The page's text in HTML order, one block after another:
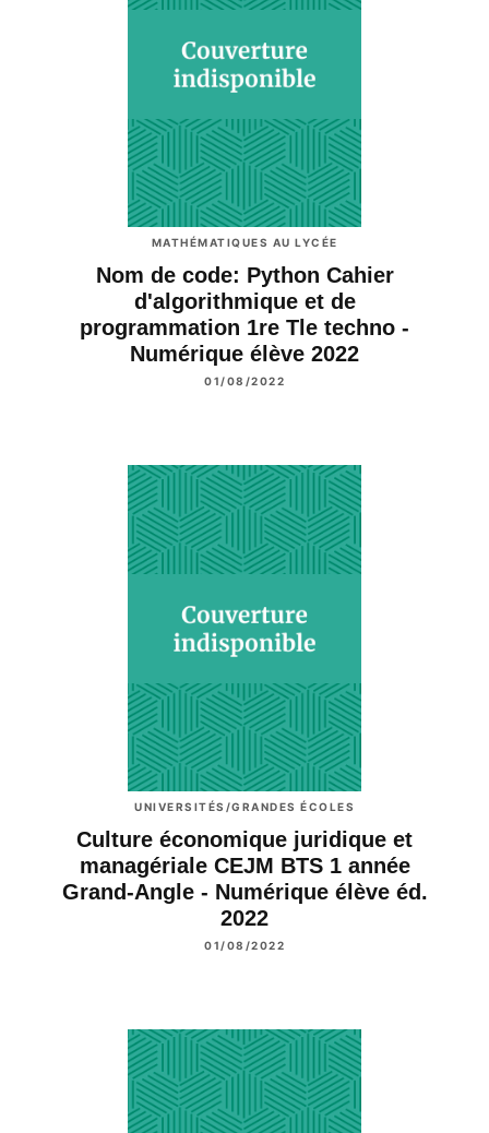
MATHÉMATIQUES AU LYCÉE
Nom de code: Python Cahier
d'algorithmique et de
programmation 1re Tle techno -
Numérique élève 2022
01/08/2022
UNIVERSITÉS/GRANDES ÉCOLES
Culture économique juridique et
managériale CEJM BTS 1 année
Grand-Angle - Numérique élève éd.
2022
01/08/2022